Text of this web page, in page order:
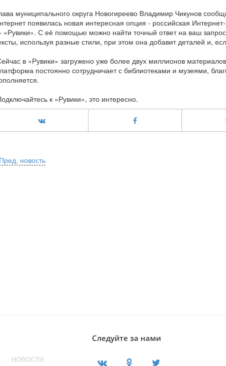
муниципального округа Новогиреево Владимир Чикунов
появилась новая интересная опция - российская
С её помощью можно найти точный ответ на ваш
используя разные стили, при этом она добавит деталей и,
в «Рувики» загружено уже более двух миллионов
постоянно сотрудничает с библиотеками и музеями,
к «Рувики», это интересно.
Пред. новость
НОВОСТИ
Следуйте за нами